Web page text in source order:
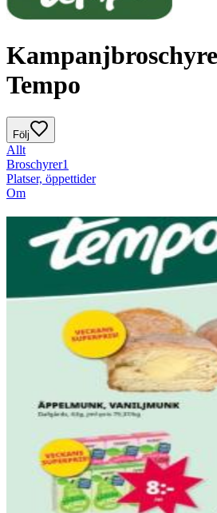
Tempo
Följ
Allt
Broschyrer1
Platser, öppettider
Om